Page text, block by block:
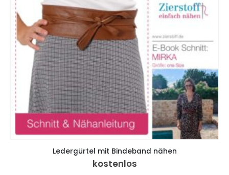
Ledergürtel mit Bindeband nähen
kostenlos